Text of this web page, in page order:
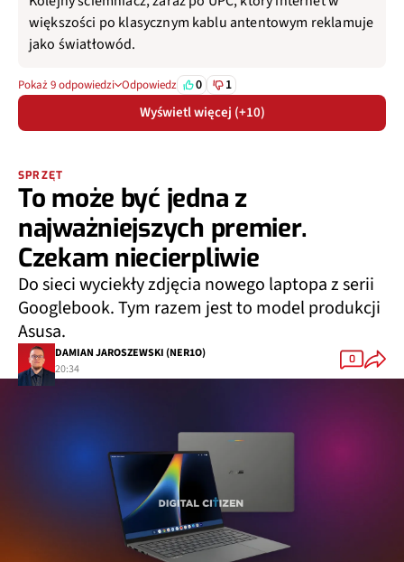
większości po klasycznym kablu antentowym reklamuje
jako światłowód.
Pokaż 9 odpowiedzi Odpowiedz 0 1
Wyświetl więcej (+10)
SPRZĘT
To może być jedna z
najważniejszych premier.
Czekam niecierpliwie
Do sieci wyciekły zdjęcia nowego laptopa z serii
Googlebook. Tym razem jest to model produkcji
Asusa.
DAMIAN JAROSZEWSKI (NER1O)
20:34
0